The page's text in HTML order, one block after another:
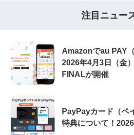
注目ニュー
Amazonでau PAY
2026年4月3日（金
FINALが開催
PayPayカード（ペ
特典について！